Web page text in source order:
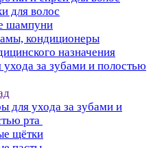
для волос
шампуни
кондиционеры
назначения
ухода за зубами и полостью
для ухода за зубами и
рта
щётки